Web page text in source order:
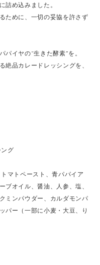
詰め込みました。
ために、一切の妥協を許さず
イヤの“生きた酵素”を。
絶品カレードレッシングを、
グ
マトペースト、青パパイア
ブオイル、醤油、人参、塩、
ミンパウダー、カルダモンパ
パー（一部に小麦・大豆、り